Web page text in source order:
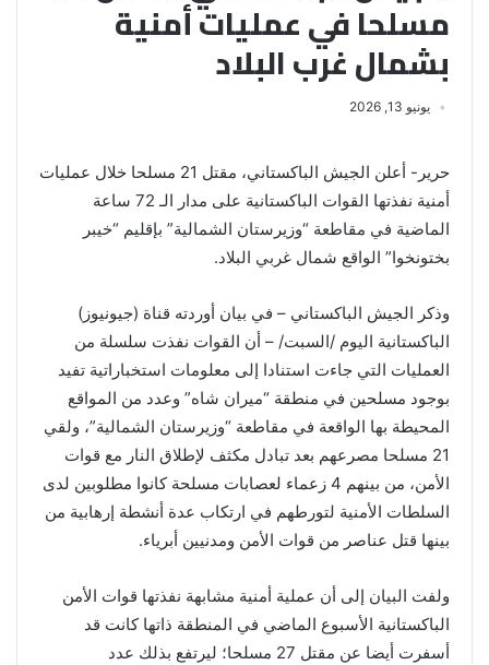
مسلحا في عمليات أمنية
بشمال غرب البلاد
يونيو 13, 2026
حرير- أعلن الجيش الباكستاني، مقتل 21 مسلحا خلال عمليات
أمنية نفذتها القوات الباكستانية على مدار الـ 72 ساعة
الماضية في مقاطعة “وزيرستان الشمالية” بإقليم “خيبر
بختونخوا” الواقع شمال غربي البلاد.
وذكر الجيش الباكستاني – في بيان أوردته قناة (جيونيوز)
الباكستانية اليوم /السبت/ – أن القوات نفذت سلسلة من
العمليات التي جاءت استنادا إلى معلومات استخباراتية تفيد
بوجود مسلحين في منطقة “ميران شاه” وعدد من المواقع
المحيطة بها الواقعة في مقاطعة “وزيرستان الشمالية”، ولقي
21 مسلحا مصرعهم بعد تبادل مكثف لإطلاق النار مع قوات
الأمن، من بينهم 4 زعماء لعصابات مسلحة كانوا مطلوبين لدى
السلطات الأمنية لتورطهم في ارتكاب عدة أنشطة إرهابية من
بينها قتل عناصر من قوات الأمن ومدنيين أبرياء.
ولفت البيان إلى أن عملية أمنية مشابهة نفذتها قوات الأمن
الباكستانية الأسبوع الماضي في المنطقة ذاتها كانت قد
أسفرت أيضا عن مقتل 27 مسلحا؛ ليرتفع بذلك عدد